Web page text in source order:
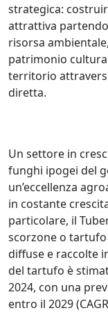
strategica:
attrattiva
risorsa
patrimonio
territorio
diretta.
Un settore in
funghi ipogei del
un’eccellenza
in costante
particolare, il
scorzone o
diffuse e raccolte
del tartufo è
2024, con una
entro il 2029